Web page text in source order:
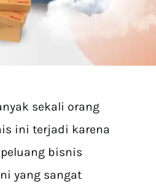
sekali orang
ini terjadi karena
bisnis
yang sangat